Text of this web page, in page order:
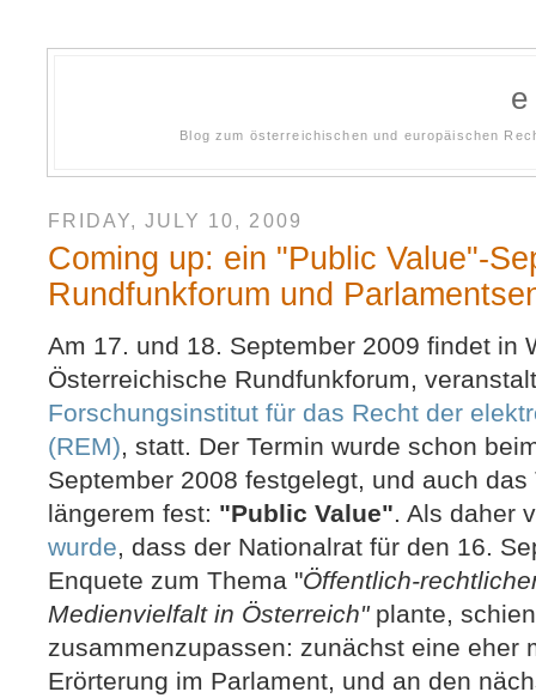
Blog zum österreichischen und europäischen
FRIDAY, JULY 10, 2009
Coming up: ein "Public Value"-
Rundfunkforum und
Am 17. und 18. September 2009 findet in
Österreichische Rundfunkforum,
Forschungsinstitut für das Recht der
(REM), statt. Der Termin wurde schon
September 2008 festgelegt, und auch
längerem fest: "Public Value". Als daher
wurde, dass der Nationalrat für den 16.
Enquete zum Thema "Öffentlich-
Medienvielfalt in Österreich" plante,
zusammenzupassen: zunächst eine eher
Erörterung im Parlament, und an den